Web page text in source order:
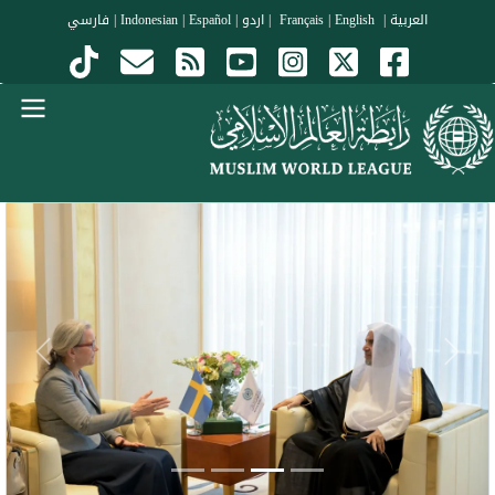
تجاوز إلى المحتوى الرئيسي
العربية|
|English
| اردو|
Indonesian |Español
| فارسي
Menu Arabic
Next